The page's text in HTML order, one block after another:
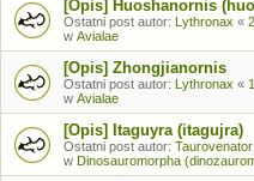
[Opis] Huoshanornis
Ostatni post autor: Lythronax «
w Avialae
[Opis] Zhongjianornis
Ostatni post autor: Lythronax «
w Avialae
[Opis] Itaguyra (itagujra)
Ostatni post autor: Taurovenator
w Dinosauromorpha